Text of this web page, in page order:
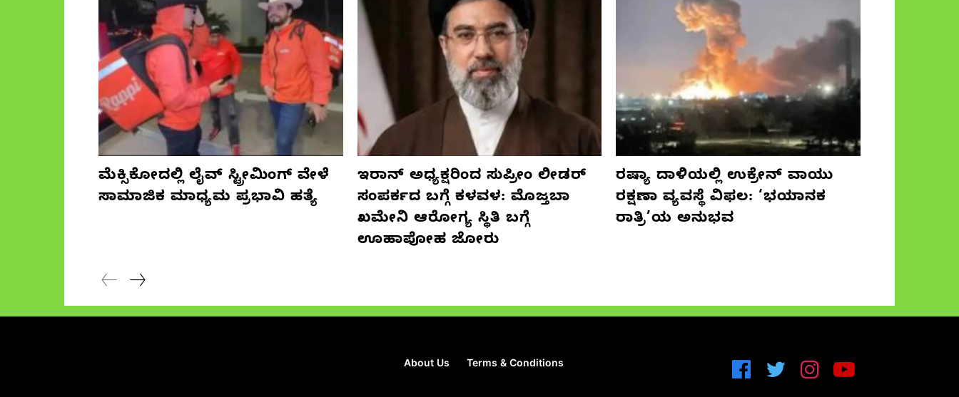
ಮೆಕ್ಸಿಕೋದಲ್ಲಿ ಲೈವ್ ಸ್ಟ್ರೀಮಿಂಗ್ ವೇಳೆ
ಸಾಮಾಜಿಕ ಮಾಧ್ಯಮ ಪ್ರಭಾವಿ ಹತ್ಯೆ
ಇರಾನ್ ಅಧ್ಯಕ್ಷರಿಂದ ಸುಪ್ರೀಂ ಲೀಡರ್
ಸಂಪರ್ಕದ ಬಗ್ಗೆ ಕಳವಳ: ಮೊಜ್ತಬಾ
ಖಮೇನಿ ಆರೋಗ್ಯ ಸ್ಥಿತಿ ಬಗ್ಗೆ
ಊಹಾಪೋಹ ಜೋರು
ರಷ್ಯಾ ದಾಳಿಯಲ್ಲಿ ಉಕ್ರೇನ್ ವಾಯು
ರಕ್ಷಣಾ ವ್ಯವಸ್ಥೆ ವಿಫಲ: ‘ಭಯಾನಕ
ರಾತ್ರಿ’ಯ ಅನುಭವ
About Us Terms & Conditions